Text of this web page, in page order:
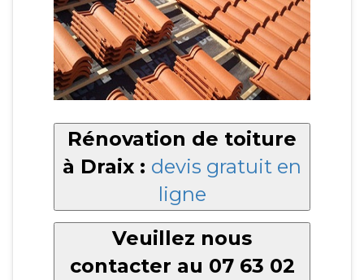
Rénovation de toiture
à Draix : devis gratuit en
ligne
Veuillez nous
contacter au 07 63 02